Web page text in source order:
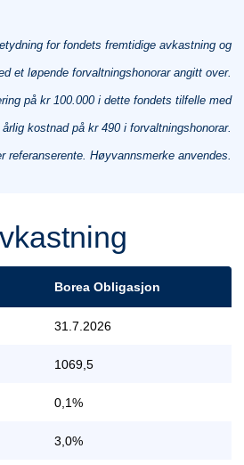
for fondets fremtidige avkastning og
et løpende forvaltningshonorar angitt over.
på kr 100.000 i dette fondets tilfelle med
kostnad på kr 490 i forvaltningshonorar.
referanserente. Høyvannsmerke anvendes.
Borea Obligasjon
31.7.2026
1069,5
0,1%
3,0%